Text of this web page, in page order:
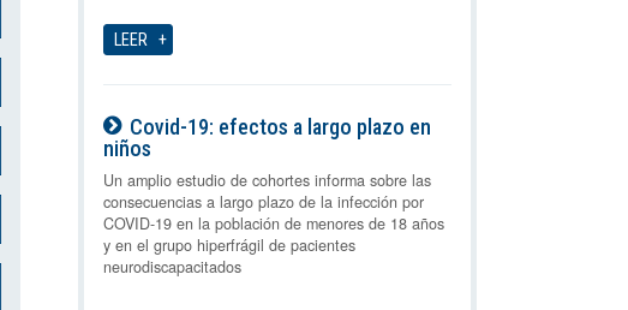
LEER
Covid-19: efectos a largo plazo en
niños
06-08-2026
Un amplio estudio de cohortes informa sobre las
consecuencias a largo plazo de la infección por
COVID-19 en la población de menores de 18 años
y en el grupo hiperfrágil de pacientes
neurodiscapacitados